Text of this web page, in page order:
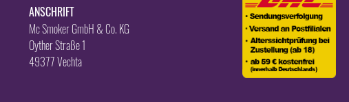
ANSCHRIFT
Mc Smoker GmbH & Co. KG
Oyther Straße 1
49377 Vechta